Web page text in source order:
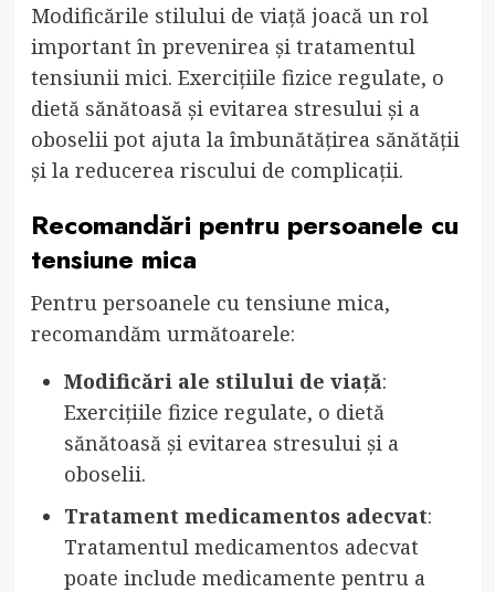
Modificările stilului de viață joacă un rol
important în prevenirea și tratamentul
tensiunii mici. Exercițiile fizice regulate, o
dietă sănătoasă și evitarea stresului și a
oboselii pot ajuta la îmbunătățirea sănătății
și la reducerea riscului de complicații.
Recomandări pentru persoanele cu
tensiune mica
Pentru persoanele cu tensiune mica,
recomandăm următoarele:
Modificări ale stilului de viață:
Exercițiile fizice regulate, o dietă
sănătoasă și evitarea stresului și a
oboselii.
Tratament medicamentos adecvat:
Tratamentul medicamentos adecvat
poate include medicamente pentru a